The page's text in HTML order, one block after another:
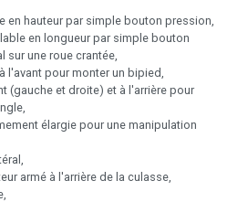
en hauteur par simple bouton pression,
en longueur par simple bouton
sur une roue crantée,
l'avant pour monter un bipied,
(gauche et droite) et à l'arrière pour
élargie pour une manipulation
armé à l'arrière de la culasse,